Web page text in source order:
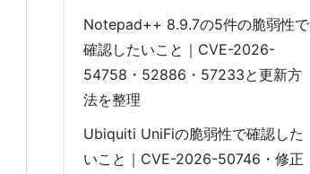
Notepad++ 8.9.7の5件の脆弱性で
確認したいこと｜CVE-2026-
54758・52886・57233と更新方
法を整理
Ubiquiti UniFiの脆弱性で確認した
いこと｜CVE-2026-50746・修正